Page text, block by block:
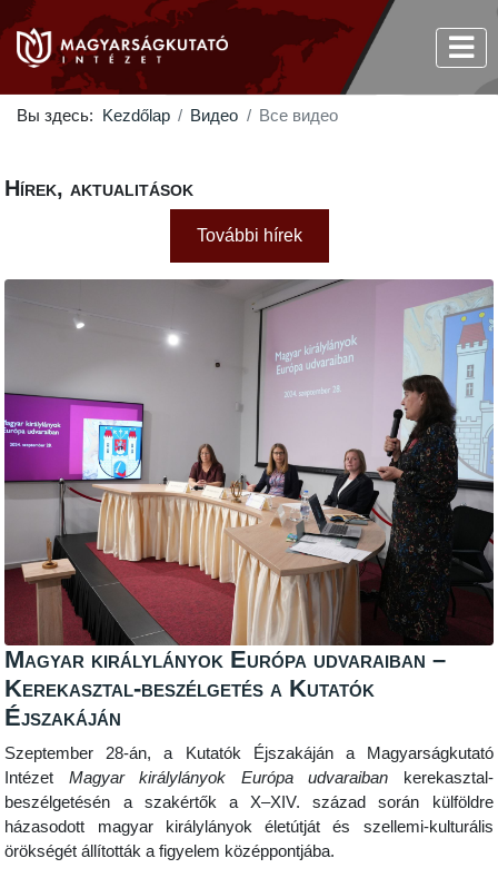
Вы здесь: Kezdőlap Видео Все видео
Hírek, aktualitások
További hírek
Magyar királylányok Európa udvaraiban –
Kerekasztal-beszélgetés a Kutatók
Éjszakáján
Szeptember 28-án, a Kutatók Éjszakáján a Magyarságkutató
Intézet Magyar királylányok Európa udvaraiban
kerekasztal-
beszélgetésén a szakértők a X–XIV. század során külföldre
házasodott magyar királylányok életútját és szellemi-kulturális
örökségét állították a figyelem középpontjába.